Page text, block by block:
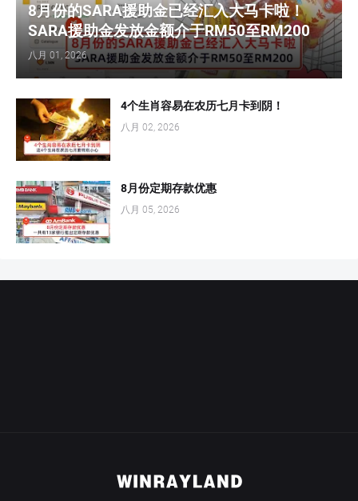
8月份的SARA援助金已经汇入大马卡啦！
SARA援助金发放金额介于RM50至RM200
八月 01, 2026
4个生肖容易在农历七月卡到阴！
八月 02, 2026
8月份定期存款优惠
八月 05, 2026